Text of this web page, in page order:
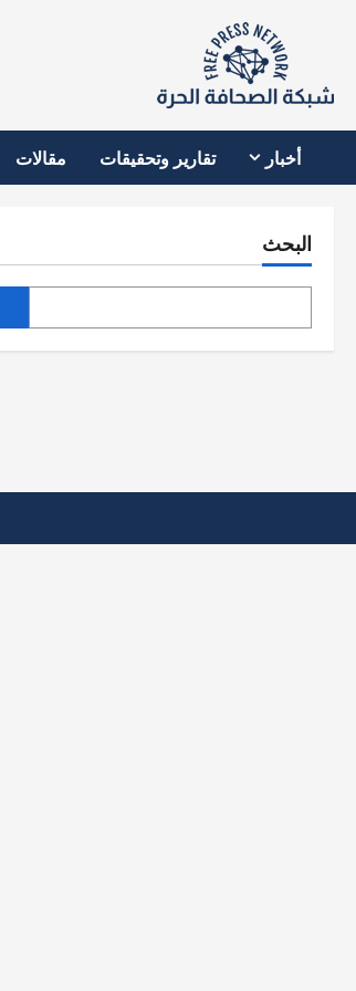
أخبار تقارير وتحقيقات مقالات
البحث